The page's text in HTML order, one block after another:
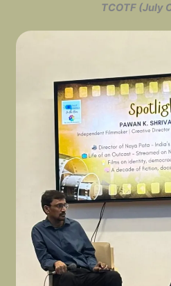
TCOTF (July